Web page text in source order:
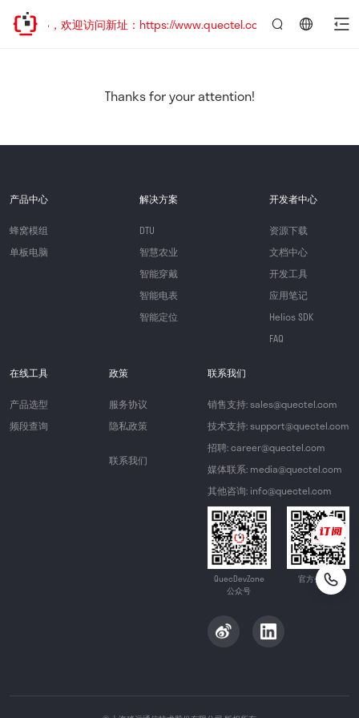
已迁移，欢迎访问新址：https://www.quectel.com.cn
Thanks for your attention!
产品中心
蜂窝模组
单板电脑
解决方案
DTU
智慧农业
智能穿戴
智能电表
智能定位
开发者中心
资源下载
文档中心
开发工具
应用笔记
Helios SDK
FAQ
在线工具
产品选型
频段查询
政策
服务协议
隐私政策
联系我们
联系我们
销售支持: sales@quectel.com
技术支持: support@quectel.com
招聘: career@quectel.com
媒体联系: media@quectel.com
其他咨询: info@quectel.com
QuecDevZone
公众号
官方公众号